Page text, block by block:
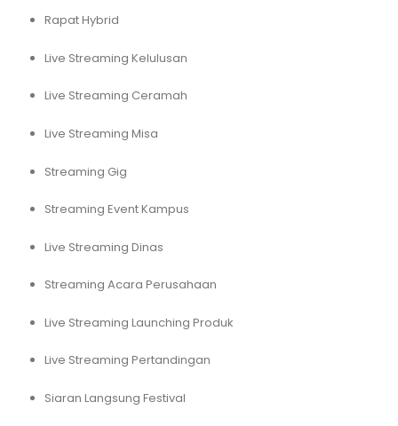
Rapat Hybrid
Live Streaming Kelulusan
Live Streaming Ceramah
Live Streaming Misa
Streaming Gig
Streaming Event Kampus
Live Streaming Dinas
Streaming Acara Perusahaan
Live Streaming Launching Produk
Live Streaming Pertandingan
Siaran Langsung Festival